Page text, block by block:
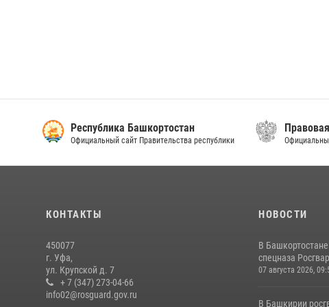
Республика Башкортостан
Официальный сайт Правительства республики
КОНТАКТЫ
450077
г. Уфа,
ул. Крупской д. 7
+ 7 (347) 273-04-66
info02@rosguard.gov.ru
НОВОСТИ
В
спецназа
07 августа 2026,
В Башкирии